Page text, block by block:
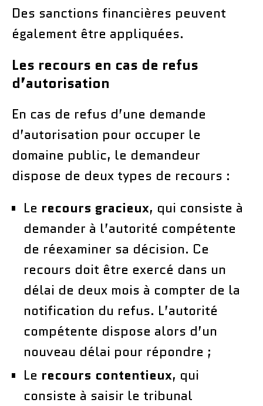
Des sanctions financières peuvent
également être appliquées.
Les recours en cas de refus
d’autorisation
En cas de refus d’une demande
d’autorisation pour occuper le
domaine public, le demandeur
dispose de deux types de recours :
Le recours gracieux, qui consiste à
demander à l’autorité compétente
de réexaminer sa décision. Ce
recours doit être exercé dans un
délai de deux mois à compter de la
notification du refus. L’autorité
compétente dispose alors d’un
nouveau délai pour répondre ;
Le recours contentieux, qui
consiste à saisir le tribunal